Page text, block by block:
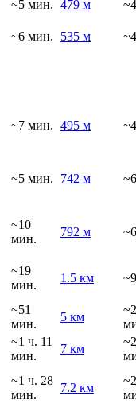
~5 мин. 479 м
~6 мин. 535 м
~7 мин. 495 м
~5 мин. 742 м
~10
мин.
792 м
~19
мин.
1.5 км
~51
мин.
5 км
~1 ч. 11
мин.
7 км
~1 ч. 28
мин.
7.2 км